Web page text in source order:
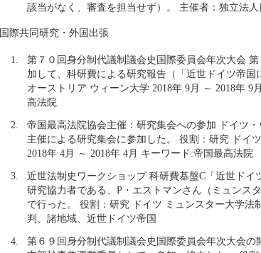
該当がなく、審査を担当せず）。 主催者：独立法人
国際共同研究・外国出張
1.
第７０回身分制代議制議会史国際委員会年次大会
加して、科研費による研究報告（「近世ドイツ帝
オーストリア ウィーン大学 2018年 9月 ～ 2018
高法院
2.
帝国最高法院協会主催：研究集会への参加 ドイツ
主催による研究集会に参加した。 役割：研究 ドイ
2018年 4月 ～ 2018年 4月 キーワード:帝国最高法
3.
近世法制史ワークショップ 科研費基盤C「近世ドイ
研究協力者である、P・エストマンさん（ミュンス
で行った。 役割：研究 ドイツ ミュンスター大学法
判、諸地域、近世ドイツ帝国
4.
第６９回身分制代議制議会史国際委員会年次大会